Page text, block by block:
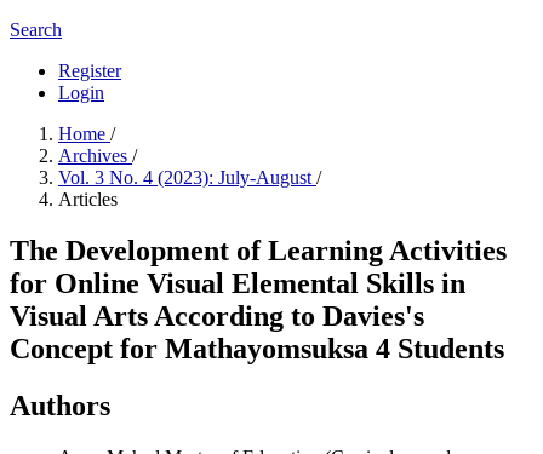
Search
Register
Login
Home /
Archives /
Vol. 3 No. 4 (2023): July-August /
Articles
The Development of Learning Activities
for Online Visual Elemental Skills in
Visual Arts According to Davies's
Concept for Mathayomsuksa 4 Students
Authors